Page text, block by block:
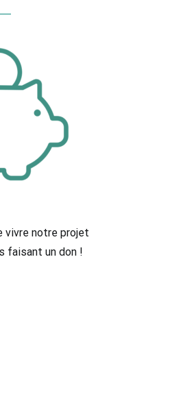
vivre notre projet
faisant un don !